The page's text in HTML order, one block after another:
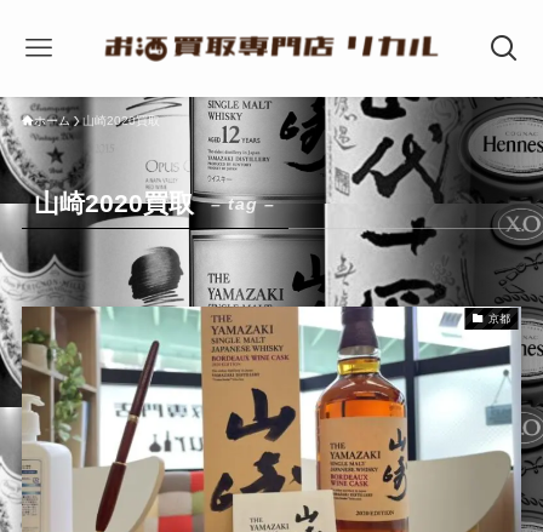
ホーム 山崎2020買取
山崎2020買取 – tag –
京都